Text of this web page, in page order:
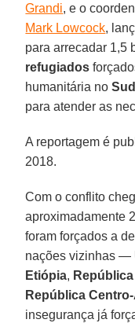
Grandi, e o
Mark Lowcock,
para arrecadar 1,5
refugiados
humanitária no
para atender as
A reportagem é
2018.
Com o conflito
aproximadamente
foram forçados a
nações vizinhas —
Etiópia,
República
insegurança já